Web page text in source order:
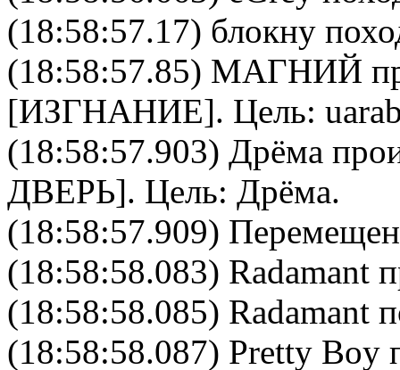
(18:58:57.17) блокну
(18:58:57.85) МАГНИЙ
[ИЗГНАНИЕ]. Цель:
(18:58:57.903) Дрёма
ДВЕРЬ]. Цель: Дрёма.
(18:58:57.909)
(18:58:58.083) Radamant
(18:58:58.085) Radamant
(18:58:58.087) Pretty Boy